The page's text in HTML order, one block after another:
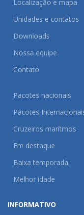
Localização e mapa
Unidades e contatos
Downloads
Nossa equipe
Contato
Pacotes nacionais
Pacotes
Cruzeiros marítmos
Em destaque
Baixa temporada
Melhor idade
INFORMATIVO